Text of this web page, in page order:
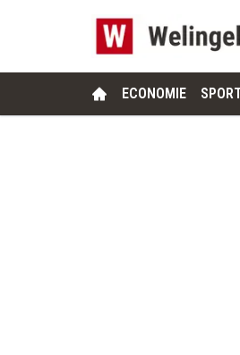
ECONOMIE